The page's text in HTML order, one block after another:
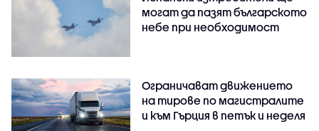
могат да пазят българското
небе при необходимост
Ограничават движението
на тирове по магистралите
и към Гърция в петък и неделя